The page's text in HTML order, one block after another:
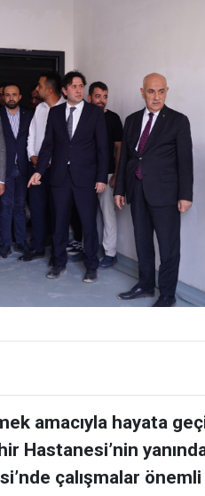
amacıyla hayata
Hastanesi’nin
çalışmalar